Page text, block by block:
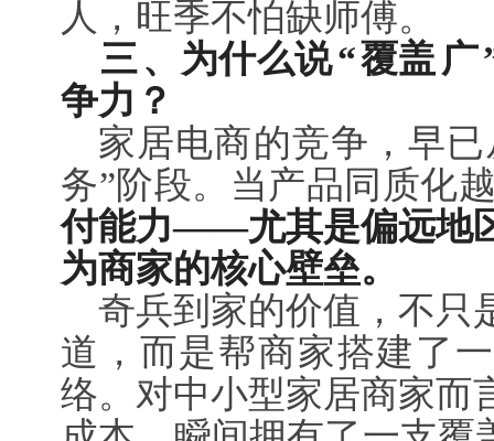
人，旺季不怕缺师傅。
三、为什么说“覆盖 广
争力？
家居电商的竞争，早
务”阶段。当产品同质化
付能力——尤其是偏远地
为商家的核心壁垒。
奇兵到家的价值，不只
道，而是帮商家搭建了
络。对中小型家居商家而